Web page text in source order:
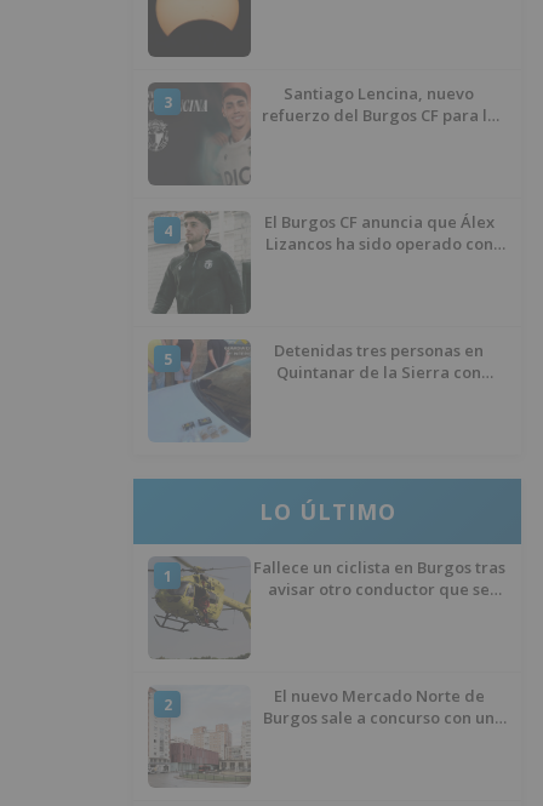
3
Santiago Lencina, nuevo
refuerzo del Burgos CF para la
4
El Burgos CF anuncia que Álex
Lizancos ha sido operado con
5
Detenidas tres personas en
Quintanar de la Sierra con
LO ÚLTIMO
1
Fallece un ciclista en Burgos tras
avisar otro conductor que se
2
El nuevo Mercado Norte de
Burgos sale a concurso con un